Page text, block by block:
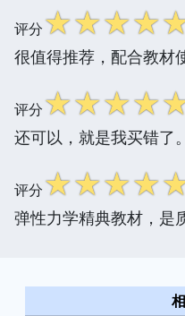
评分☆☆☆☆
很值得推荐，配合教材
评分☆☆☆☆
还可以，就是我买错了。
评分☆☆☆☆
弹性力学精典教材，是